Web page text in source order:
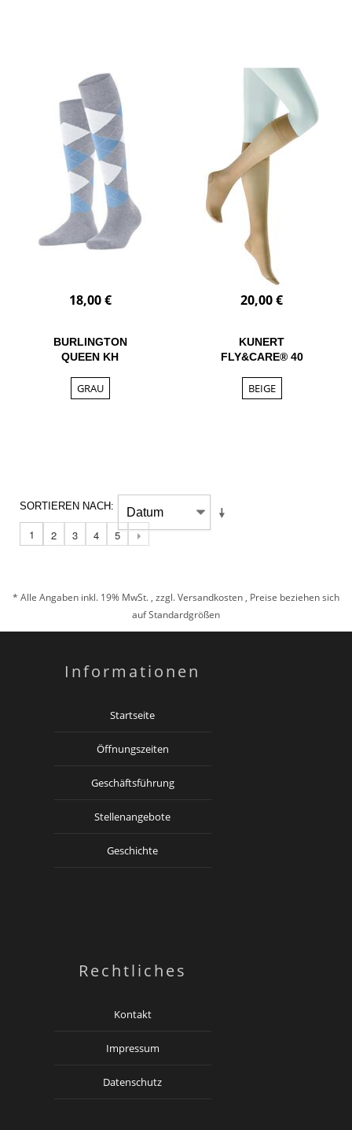
18,00 €
BURLINGTON
QUEEN KH
GRAU
20,00 €
KUNERT
FLY&CARE® 40
BEIGE
SORTIEREN NACH
1 2 3 4 5
* Alle Angaben inkl. 19% MwSt. , zzgl.Versandkosten , Preise beziehen sich
auf Standardgrößen
Informationen
Startseite
Öffnungszeiten
Geschäftsführung
Stellenangebote
Geschichte
Rechtliches
Kontakt
Impressum
Datenschutz